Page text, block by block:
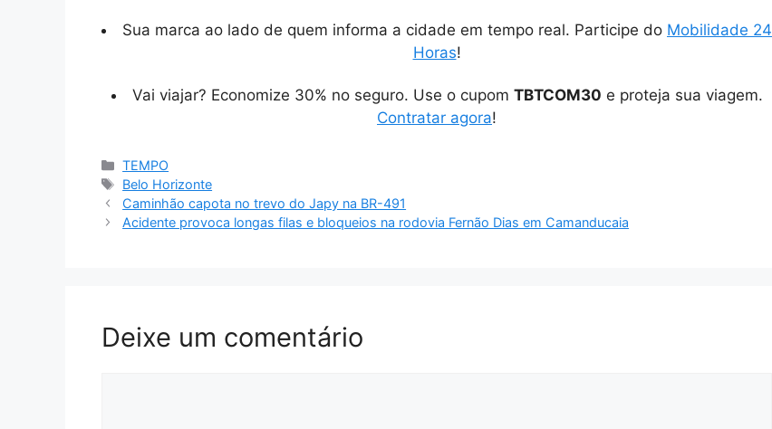
Sua marca ao lado de quem informa a cidade em tempo real. Participe do Mobilidade 24
Horas!
Vai viajar? Economize 30% no seguro. Use o cupom TBTCOM30 e proteja sua viagem.
Contratar agora!
Categorias
TEMPO
Tags
Belo Horizonte
Caminhão capota no trevo do Japy na BR-491
Acidente provoca longas filas e bloqueios na rodovia Fernão Dias em Camanducaia
Deixe um comentário